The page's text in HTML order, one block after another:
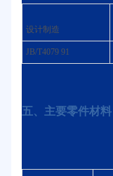
设计制造
JB/T4079 91
五、主要零件材料